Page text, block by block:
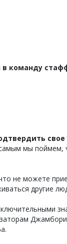
команду
свое
мы поймем,
не можете
другие